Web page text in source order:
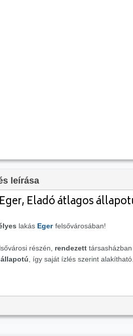
leírása
Eladó átlagos
lakás Egerfelsővárosában!
részén, rendezett
, így saját ízlés szerint